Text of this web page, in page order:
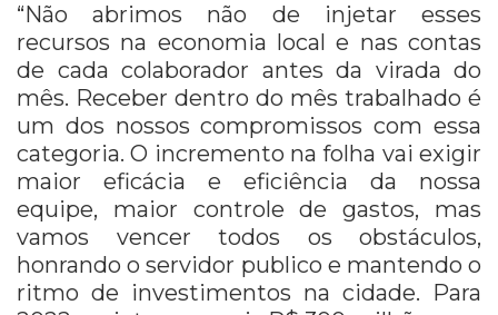
“Não abrimos não de injetar esses
recursos na economia local e nas contas
de cada colaborador antes da virada do
mês. Receber dentro do mês trabalhado é
um dos nossos compromissos com essa
categoria. O incremento na folha vai exigir
maior eficácia e eficiência da nossa
equipe, maior controle de gastos, mas
vamos vencer todos os obstáculos,
honrando o servidor publico e mantendo o
ritmo de investimentos na cidade. Para